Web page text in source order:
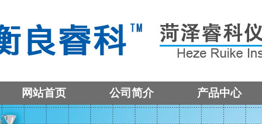
网站首页 公司简介 产品中心